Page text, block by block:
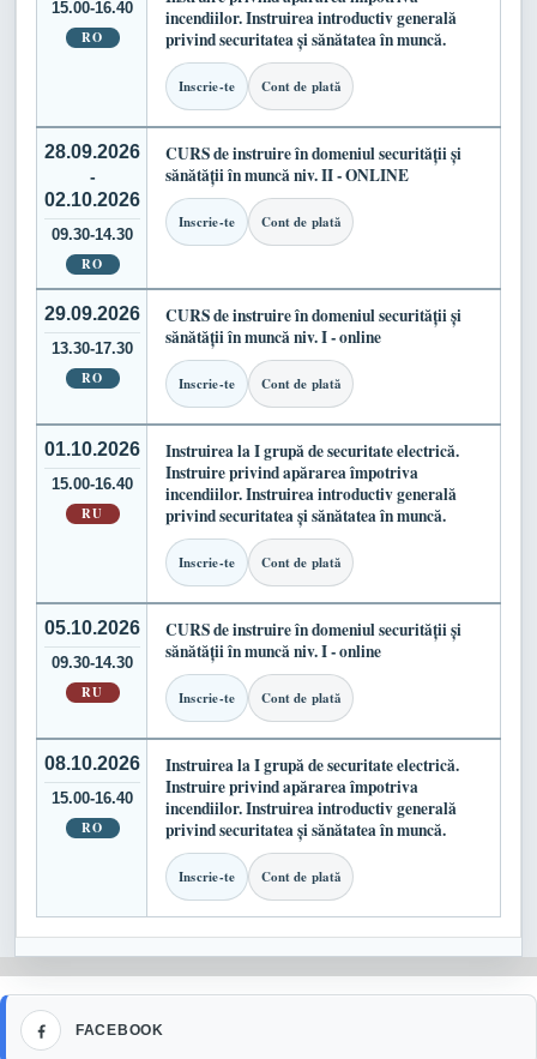
15.00-16.40
RO
incendiilor. Instruirea introductiv generală
privind securitatea și sănătatea în muncă.
Inscrie-te Cont de plată
28.09.2026
-
02.10.2026
09.30-14.30
RO
CURS de instruire în domeniul securității și
sănătății în muncă niv. II - ONLINE
Inscrie-te Cont de plată
29.09.2026
13.30-17.30
RO
CURS de instruire în domeniul securității și
sănătății în muncă niv. I - online
Inscrie-te Cont de plată
01.10.2026
15.00-16.40
RU
Instruirea la I grupă de securitate electrică.
Instruire privind apărarea împotriva
incendiilor. Instruirea introductiv generală
privind securitatea și sănătatea în muncă.
Inscrie-te Cont de plată
05.10.2026
09.30-14.30
RU
CURS de instruire în domeniul securității și
sănătății în muncă niv. I - online
Inscrie-te Cont de plată
08.10.2026
15.00-16.40
RO
Instruirea la I grupă de securitate electrică.
Instruire privind apărarea împotriva
incendiilor. Instruirea introductiv generală
privind securitatea și sănătatea în muncă.
Inscrie-te Cont de plată
FACEBOOK
Facebook